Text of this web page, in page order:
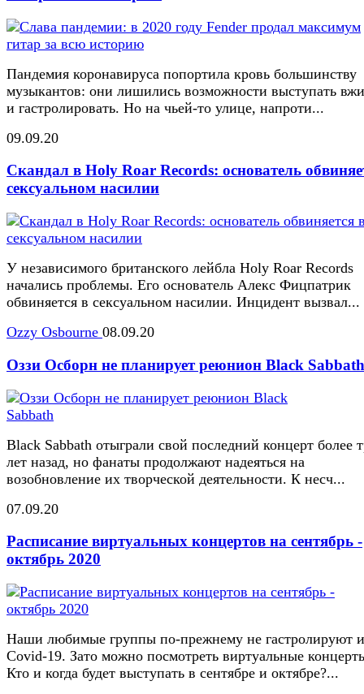
Пандемия коронавируса попортила кровь большинству
музыкантов: они лишились возможности выступать
и гастролировать. Но на чьей-то улице, напроти...
09.09.20
Скандал в Holy Roar Records: основатель
сексуальном насилии
У независимого британского лейбла Holy Roar Records
начались проблемы. Его основатель Алекс Фицпатрик
обвиняется в сексуальном насилии. Инцидент вызвал...
Ozzy Osbourne 08.09.20
Оззи Осборн не планирует реюнион Black Sabbath
Black Sabbath отыграли свой последний концерт более
лет назад, но фанаты продолжают надеяться на
возобновление их творческой деятельности. К несч...
07.09.20
Расписание виртуальных концертов на сентябрь -
октябрь 2020
Наши любимые группы по-прежнему не гастролируют
Covid-19. Зато можно посмотреть виртуальные
Кто и когда будет выступать в сентябре и октябре?...